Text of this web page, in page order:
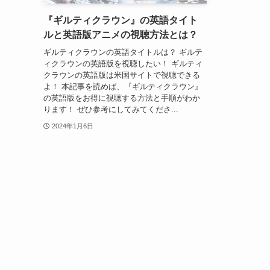
『ギルティクラウン』の英語タイト
ルと英語版アニメの視聴方法とは？
ギルティクラウンの英語タイトルは？ ギルテ
ィクラウンの英語版を視聴したい！ ギルティ
クラウンの英語版は米国サイトで視聴できる
よ！ 本記事を読めば、『ギルティクラウン』
の英語版をお得に視聴する方法と手順がわか
ります！ ぜひ参考にしてみてくださ...
2024年1月6日